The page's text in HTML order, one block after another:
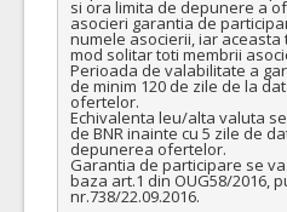
COD CPV: 33111710-1 Accesorii
VALOAREA ESTIMATA FARA
TVA:
16.280,00 - 1.628.000,00 Leu
10. Teaca lunga suport
COD CPV: 33111710-1 Accesorii
si ora limita de depunere a
asocieri garantia de
numele asocierii, iar
mod solitar toti membrii
Perioada de valabilitate a
de minim 120 de zile de la
ofertelor.
Echivalenta leu/alta valuta
de BNR inainte cu 5 zile de
depunerea ofertelor.
Garantia de participare se va
baza art.1 din OUG58/2016,
nr.738/22.09.2016.